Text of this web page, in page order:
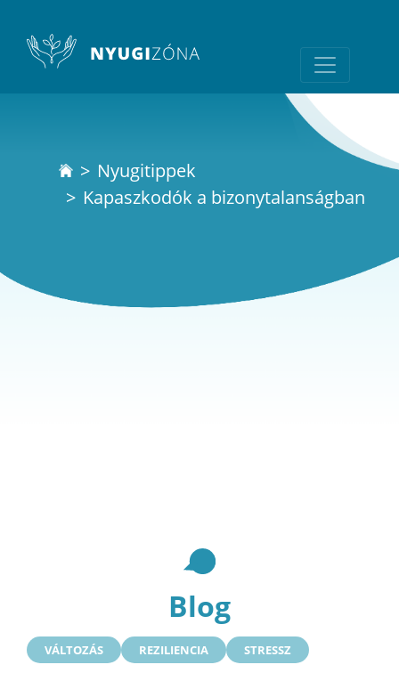
Nyugitippek
Kapaszkodók a bizonytalanságban
Blog
VÁLTOZÁS REZILIENCIA STRESSZ